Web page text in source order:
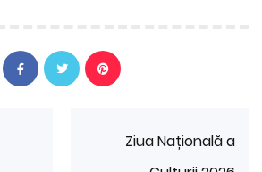
Ziua Națională a